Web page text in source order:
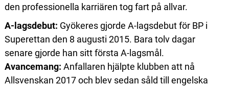
den professionella karriären tog fart på allvar.
A-lagsdebut: Gyökeres gjorde A-lagsdebut för BP i
Superettan den 8 augusti 2015. Bara tolv dagar
senare gjorde han sitt första A-lagsmål.
Avancemang: Anfallaren hjälpte klubben att nå
Allsvenskan 2017 och blev sedan såld till engelska